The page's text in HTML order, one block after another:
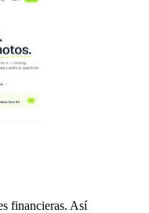
financieras. Así